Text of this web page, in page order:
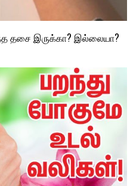
தசை இருக்கா? இல்லையா?